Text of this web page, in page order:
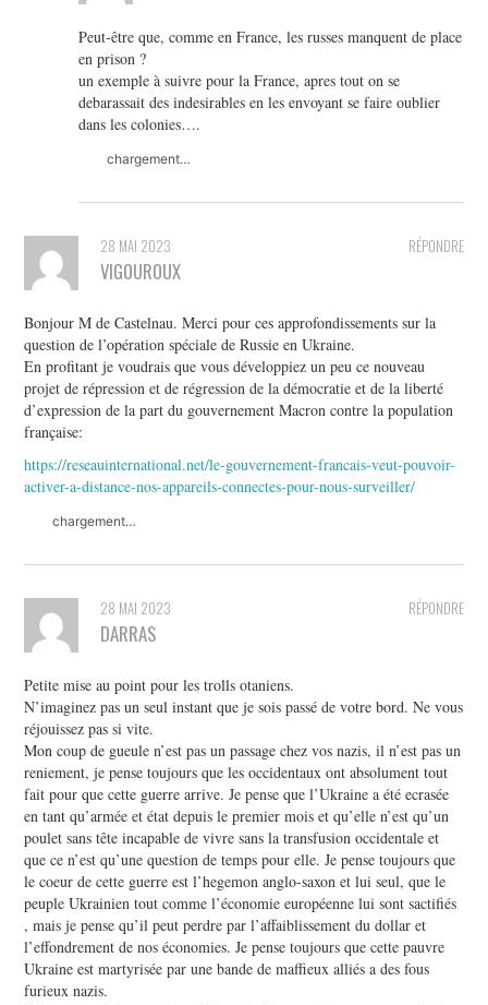
Peut-être que, comme en France, les russes manquent de place
en prison ?
un exemple à suivre pour la France, apres tout on se
debarassait des indesirables en les envoyant se faire oublier
dans les colonies….
chargement…
RÉPONDRE
28 MAI 2023
VIGOUROUX
Bonjour M de Castelnau. Merci pour ces approfondissements sur la
question de l’opération spéciale de Russie en Ukraine.
En profitant je voudrais que vous développiez un peu ce nouveau
projet de répression et de régression de la démocratie et de la liberté
d’expression de la part du gouvernement Macron contre la population
française:
https://reseauinternational.net/le-gouvernement-francais-veut-pouvoir-
activer-a-distance-nos-appareils-connectes-pour-nous-surveiller/
chargement…
RÉPONDRE
28 MAI 2023
DARRAS
Petite mise au point pour les trolls otaniens.
N’imaginez pas un seul instant que je sois passé de votre bord. Ne vous
réjouissez pas si vite.
Mon coup de gueule n’est pas un passage chez vos nazis, il n’est pas un
reniement, je pense toujours que les occidentaux ont absolument tout
fait pour que cette guerre arrive. Je pense que l’Ukraine a été ecrasée
en tant qu’armée et état depuis le premier mois et qu’elle n’est qu’un
poulet sans tête incapable de vivre sans la transfusion occidentale et
que ce n’est qu’une question de temps pour elle. Je pense toujours que
le coeur de cette guerre est l’hegemon anglo-saxon et lui seul, que le
peuple Ukrainien tout comme l’économie européenne lui sont sactifiés
, mais je pense qu’il peut perdre par l’affaiblissement du dollar et
l’effondrement de nos économies. Je pense toujours que cette pauvre
Ukraine est martyrisée par une bande de maffieux alliés a des fous
furieux nazis.